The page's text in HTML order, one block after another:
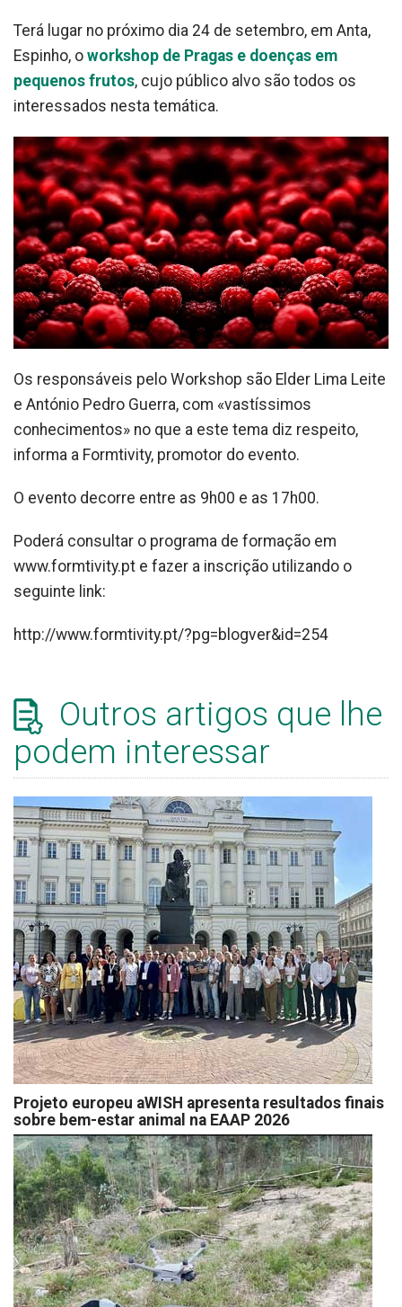
Terá lugar no próximo dia 24 de setembro, em Anta,
Espinho, o workshop de Pragas e doenças em
pequenos frutos, cujo público alvo são todos os
interessados nesta temática.
Os responsáveis pelo Workshop são Elder Lima Leite
e António Pedro Guerra, com «vastíssimos
conhecimentos» no que a este tema diz respeito,
informa a Formtivity, promotor do evento.
O evento decorre entre as 9h00 e as 17h00.
Poderá consultar o programa de formação em
www.formtivity.pt e fazer a inscrição utilizando o
seguinte link:
http://www.formtivity.pt/?pg=blogver&id=254
Outros artigos que lhe
podem interessar
Projeto europeu aWISH apresenta resultados finais
sobre bem-estar animal na EAAP 2026